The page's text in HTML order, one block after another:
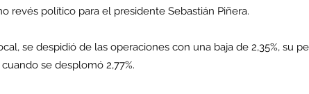
revés político para el presidente Sebastián Piñera.
se despidió de las operaciones con una baja de 2,35%, su
se desplomó 2,77%.